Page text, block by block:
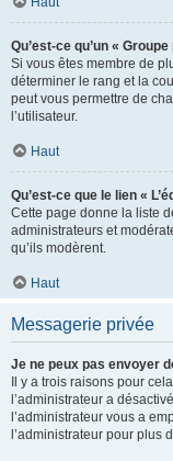
Qu’est-ce qu’un «
Si vous êtes membre de
déterminer le rang et la
peut vous permettre de
l’utilisateur.
Haut
Qu’est-ce que le lien «
Cette page donne la liste
administrateurs et
qu’ils modèrent.
Haut
Messagerie privée
Je ne peux pas envoyer
Il y a trois raisons pour
l’administrateur a
l’administrateur vous a
l’administrateur pour plus